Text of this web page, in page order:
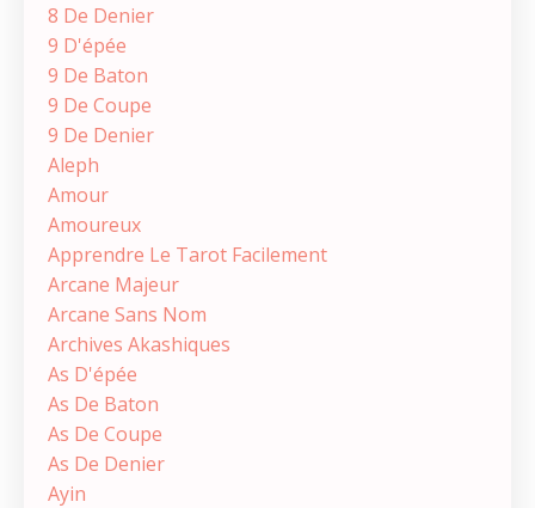
8 De Denier
9 D'épée
9 De Baton
9 De Coupe
9 De Denier
Aleph
Amour
Amoureux
Apprendre Le Tarot Facilement
Arcane Majeur
Arcane Sans Nom
Archives Akashiques
As D'épée
As De Baton
As De Coupe
As De Denier
Ayin